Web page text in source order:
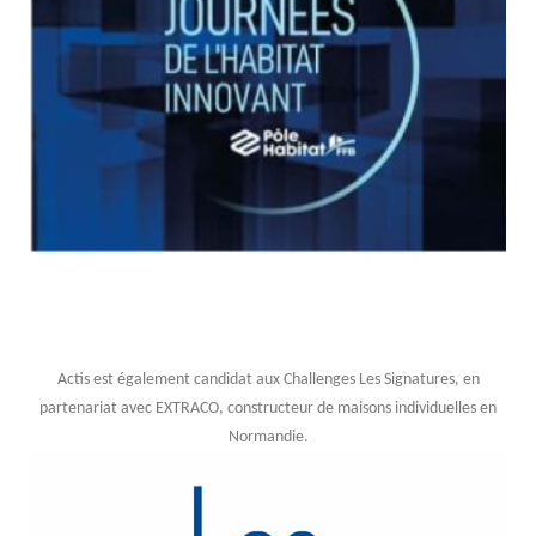
Actis est également candidat aux Challenges Les Signatures, en
partenariat avec EXTRACO, constructeur de maisons individuelles en
Normandie.